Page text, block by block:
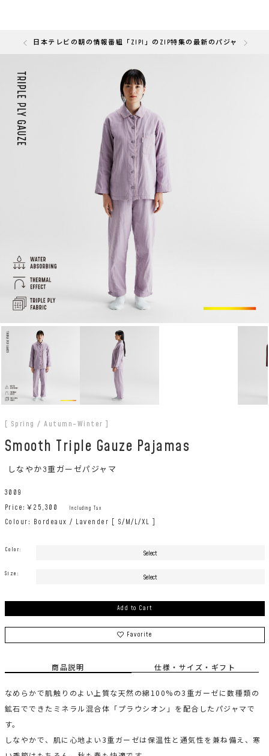
快眠部門」を受賞しました
日本テレビの朝の情報番組「ZIP!」のZIP特集の最新のパジャマとし
[ Spring / Autumn-Winter ]
Smooth Triple Gauze Pajamas
しなやか3重ガーゼパジャマ
3009
Price:￥25,300 Including Tax
Colour: Bordeaux / Lavender [ S/M/L/XL ]
Color:
Size:
Add to Cart
Favorite
商品説明 仕様・サイズ・ギフト
なめらかで肌触りのよい上質な天然の綿100%の3重ガーゼに数種類の
鉱石でできたミネラル混合体「プラウシオン」を配合したパジャマで
す。
しなやかで、肌に心地よい3重ガーゼは保温性と通気性を兼ね備え、寒